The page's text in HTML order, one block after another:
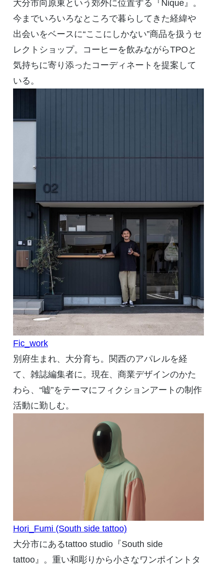
大分市向原東という郊外に位置する『 Nique』。
今までいろいろなところで暮らしてきた経緯や
出会いをベースに“ここにしかない”商品を扱うセ
レクトショップ。コーヒーを飲みながらTPO と
気持ちに寄り添ったコーディネートを提案して
いる。
Fic_work
別府生まれ、大分育ち。関西のアパレルを経
て、雑誌編集者に。現在、商業デザインのかた
わら、“嘘”をテーマにフィクションアートの制作
活動に勤しむ。
Hori_Fumi (South side tattoo)
大分市にあるtattoo studio『South side
tattoo』。重い和彫りから小さなワンポイントタ